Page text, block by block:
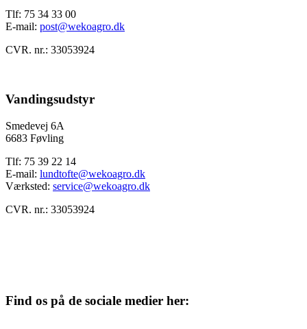
Tlf: 75 34 33 00
E-mail: post@wekoagro.dk
CVR. nr.: 33053924
Vandingsudstyr
Smedevej 6A
6683 Føvling
Tlf: 75 39 22 14
E-mail: lundtofte@wekoagro.dk
Værksted: service@wekoagro.dk
CVR. nr.: 33053924
Find os på de sociale medier her: